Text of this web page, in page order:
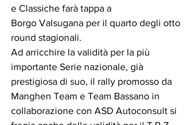
e Classiche farà tappa a
Borgo Valsugana per il quarto degli otto
round stagionali.
Ad arricchire la validità per la più
importante Serie nazionale, già
prestigiosa di suo, il rally promosso da
Manghen Team e Team Bassano in
collaborazione con ASD Autoconsult si